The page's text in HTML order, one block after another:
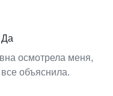
Да
осмотрела меня,
объяснила.